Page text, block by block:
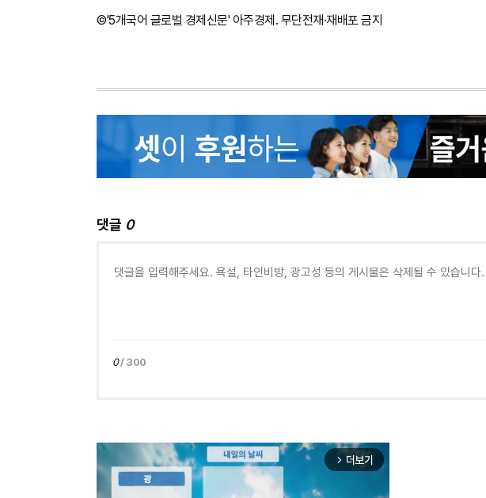
©'5개국어 글로벌 경제신문' 아주경제. 무단전재·재배포 금지
댓글 0
0/ 300
arrow_forward_ios 더보기